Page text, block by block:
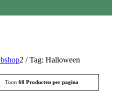
2 / Tag: Halloween
Toon 60 Producten per pagina